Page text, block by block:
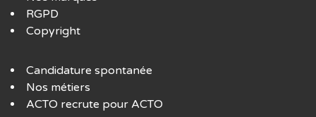
RGPD
Copyright
Candidature spontanée
Nos métiers
ACTO recrute pour ACTO